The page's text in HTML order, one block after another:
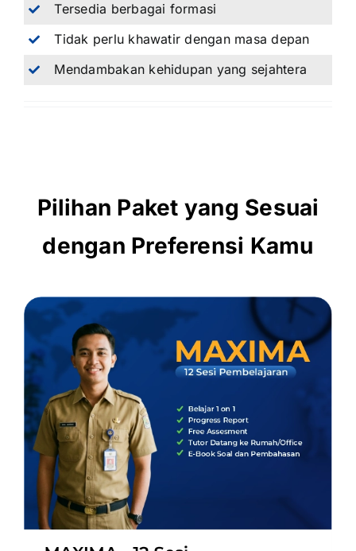
Tersedia berbagai formasi
Tidak perlu khawatir dengan masa depan
Mendambakan kehidupan yang sejahtera
Pilihan Paket yang Sesuai
dengan Preferensi Kamu